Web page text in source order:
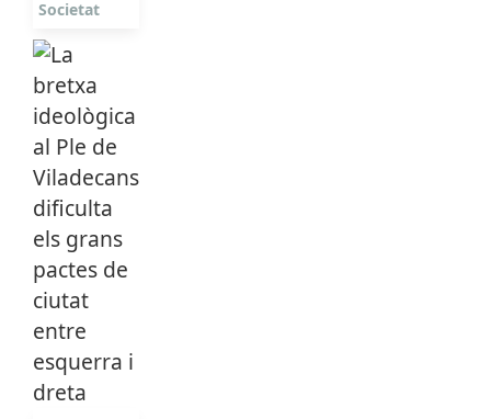
Societat